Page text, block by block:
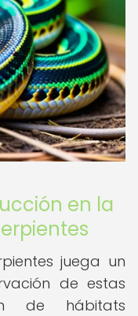
en la
juega un
de estas
de hábitats